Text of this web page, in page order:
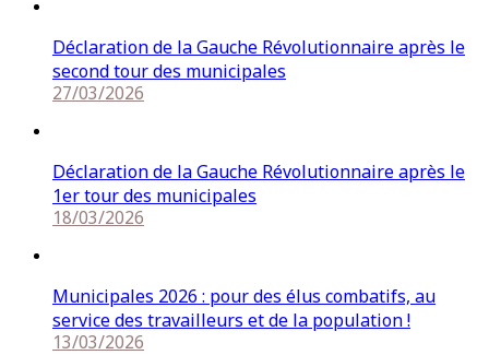
Déclaration de la Gauche Révolutionnaire après le
second tour des municipales
27/03/2026
Déclaration de la Gauche Révolutionnaire après le
1er tour des municipales
18/03/2026
Municipales 2026 : pour des élus combatifs, au
service des travailleurs et de la population !
13/03/2026